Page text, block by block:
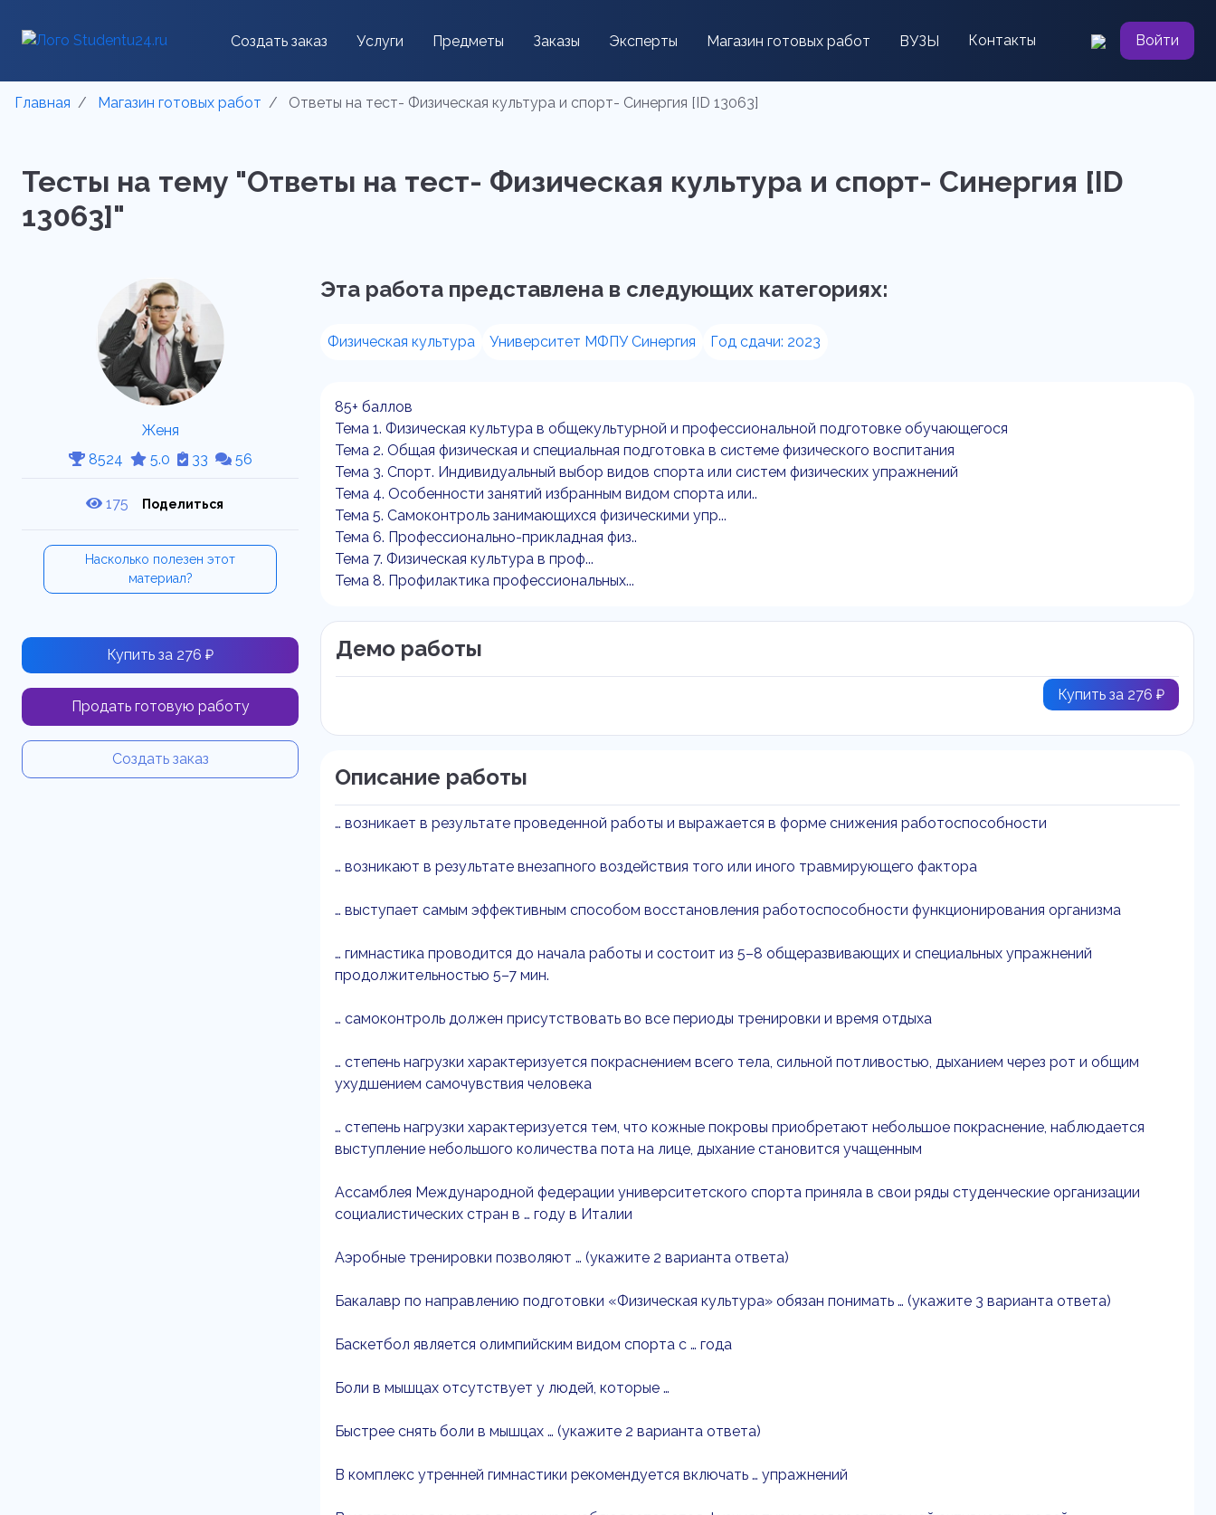
Создать заказ Услуги Предметы Заказы Эксперты Магазин готовых работ ВУЗЫ Контакты Войти
Главная Магазин готовых работ Ответы на тест- Физическая культура и спорт- Синергия [ID 13063]
Тесты на тему "Ответы на тест- Физическая культура и спорт- Синергия [ID
13063]"
Женя
8524
5.0 33 56
175 Поделиться
Насколько полезен этот
материал?
Купить за 276 ₽
Продать готовую работу
Создать заказ
Эта работа представлена в следующих категориях:
Физическая культура Университет МФПУ Синергия Год сдачи: 2023
85+ баллов
Тема 1. Физическая культура в общекультурной и профессиональной подготовке обучающегося
Тема 2. Общая физическая и специальная подготовка в системе физического воспитания
Тема 3. Спорт. Индивидуальный выбор видов спорта или систем физических упражнений
Тема 4. Особенности занятий избранным видом спорта или..
Тема 5. Самоконтроль занимающихся физическими упр...
Тема 6. Профессионально-прикладная физ..
Тема 7. Физическая культура в проф...
Тема 8. Профилактика профессиональных...
Демо работы
Купить за 276 ₽
Описание работы
… возникает в результате проведенной работы и выражается в форме снижения работоспособности
… возникают в результате внезапного воздействия того или иного травмирующего фактора
… выступает самым эффективным способом восстановления работоспособности функционирования организма
… гимнастика проводится до начала работы и состоит из 5–8 общеразвивающих и специальных упражнений
продолжительностью 5–7 мин.
… самоконтроль должен присутствовать во все периоды тренировки и время отдыха
… степень нагрузки характеризуется покраснением всего тела, сильной потливостью, дыханием через рот и общим
ухудшением самочувствия человека
… степень нагрузки характеризуется тем, что кожные покровы приобретают небольшое покраснение, наблюдается
выступление небольшого количества пота на лице, дыхание становится учащенным
Ассамблея Международной федерации университетского спорта приняла в свои ряды студенческие организации
социалистических стран в … году в Италии
Аэробные тренировки позволяют … (укажите 2 варианта ответа)
Бакалавр по направлению подготовки «Физическая культура» обязан понимать … (укажите 3 варианта ответа)
Баскетбол является олимпийским видом спорта с … года
Боли в мышцах отсутствует у людей, которые …
Быстрее снять боли в мышцах … (укажите 2 варианта ответа)
В комплекс утренней гимнастики рекомендуется включать … упражнений